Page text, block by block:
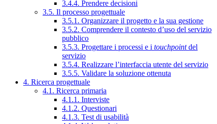
3.4.4. Prendere decisioni
3.5. Il processo progettuale
3.5.1. Organizzare il progetto e la sua gestione
3.5.2. Comprendere il contesto d’uso del servizio
pubblico
3.5.3. Progettare i processi e i touchpointdel
servizio
3.5.4. Realizzare l’interfaccia utente del servizio
3.5.5. Validare la soluzione ottenuta
4. Ricerca progettuale
4.1. Ricerca primaria
4.1.1. Interviste
4.1.2. Questionari
4.1.3. Test di usabilità